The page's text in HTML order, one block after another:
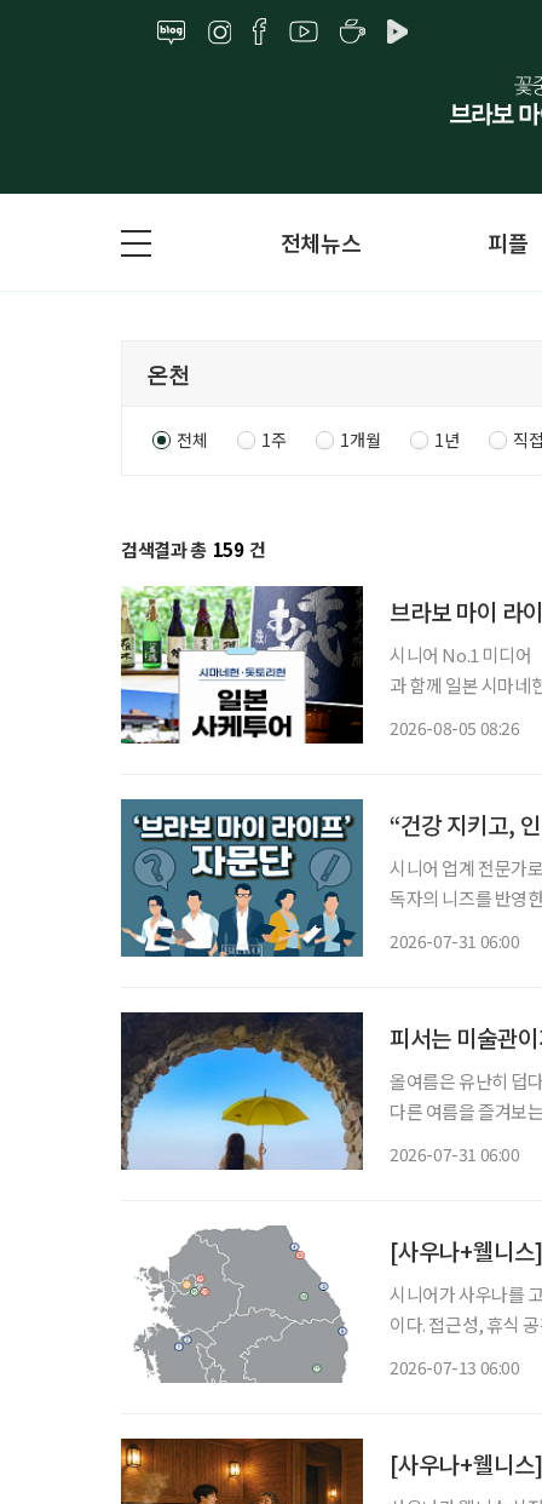
전체뉴스 피플
전체 1주 1개월 1년 직
검색결과 총 159 건
브라보 마이 라
시니어 No.1 미디어
과 함께 일본 시마네
2026-08-05 08:26
“건강 지키고,
시니어 업계 전문가
독자의 니즈를 반영한
2026-07-31 06:00
피서는 미술관
올여름은 유난히 덥
다른 여름을 즐겨보
2026-07-31 06:00
[사우나+웰니
시니어가 사우나를 고를 땐 시니어에게는 유행하는 장소보다 몸에 무
이다. 접근성, 휴식
2026-07-13 06:00
[사우나+웰니